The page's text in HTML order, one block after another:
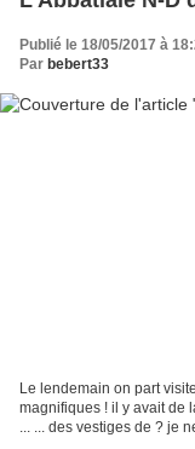
Publié le 18/05/2017 à
Par bebert33
Le lendemain on part
magnifiques ! il y avait de
... ... des vestiges de ? je